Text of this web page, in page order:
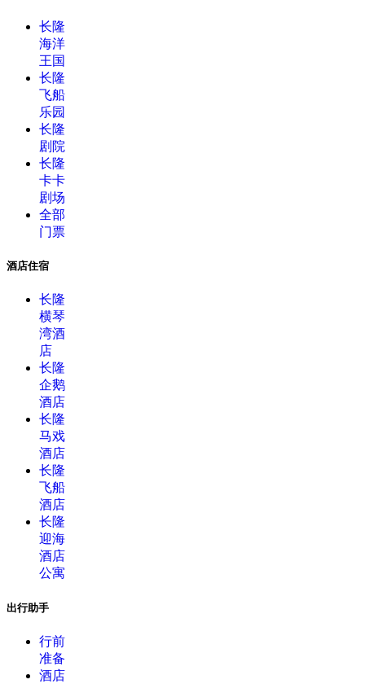
长隆
海洋
王国
长隆
飞船
乐园
长隆
剧院
长隆
卡卡
剧场
全部
门票
酒店住宿
长隆
横琴
湾酒
店
长隆
企鹅
酒店
长隆
马戏
酒店
长隆
飞船
酒店
长隆
迎海
酒店
公寓
出行助手
行前
准备
酒店